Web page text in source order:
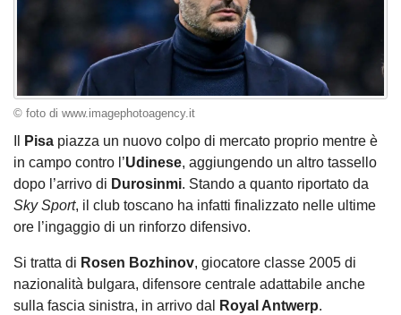
© foto di www.imagephotoagency.it
Pisa piazza un nuovo colpo di mercato proprio mentre è
in campo contro l’Udinese, aggiungendo un altro tassello
dopo l’arrivo di Durosinmi. Stando a quanto riportato da
Sky Sport, il club toscano ha infatti finalizzato nelle ultime
ore l’ingaggio di un rinforzo difensivo.
Si tratta di Rosen Bozhinov, giocatore classe 2005 di
nazionalità bulgara, difensore centrale adattabile anche
sulla fascia sinistra, in arrivo dal
Royal Antwerp.